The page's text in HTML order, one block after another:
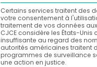
Certains services traitent des
votre consentement à
traitement de vos données aux
CJCE considère les États-
insuffisante au regard des
autorités américaines traitent
programmes de surveillance
une action en justice.